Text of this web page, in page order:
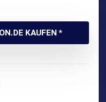
KAUFEN *